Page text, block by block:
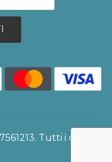
Tutti i diritti